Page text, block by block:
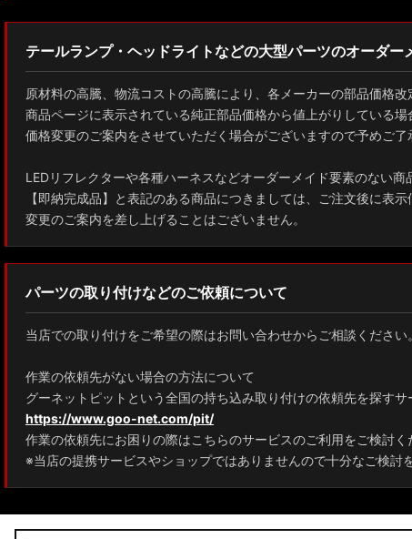
MXAA54 AXAH54/52 RAV4
ZVG11/ZSG10 カローラクロス
ZWE211W/ZWE214W/ZRE212W/NRE210W カローラツーリング
ZWE211H/NRE210H/NRE214H カローラスポーツ
GXPA16 MXPA12 GRヤリス
MXPH10/MXPA10/MXBA10/KSP210 ヤリス
MXPJ10/15 MXPB10/15 ヤリスクロス
ZYX10 NGX50 C-HR
AAHH40W/AAHH45W/TAHA40W ヴェルファイア
AAHH40W/AAHH45W/AGH40W アルファード
AYH30/GGH30/35/AGH30/35 ヴェルファイア
テールランプ・ヘッドライトなどの大型パーツのオーダ
原材料の高騰、物流コストの高騰により、各メーカーの部品価格改
商品ページに表示されている純正部品価格から値上がりしている場
価格変更のご案内をさせていただく場合がございますので予めご了
LEDリフレクターや各種ハーネスなどオーダーメイド要素のない商
【即納完成品】と表記のある商品につきましては、ご注文後に表示
変更のご案内を差し上げることはございません。
パーツの取り付けなどのご依頼について
当店での取り付けをご希望の際はお問い合わせからご相談ください。
作業の依頼先がない場合の方法について
グーネットピットという全国の持ち込み取り付けの依頼先を探すサ
https://www.goo-net.com/pit/
作業の依頼先にお困りの際はこちらのサービスのご利用をご検討く
※当店の提携サービスやショップではありませんので十分なご検討